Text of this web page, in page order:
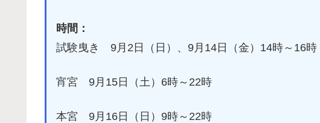
時間：
試験曳き 9月2日（日）、9月14日（金）14時～16時
宵宮 9月15日（土）6時～22時
本宮 9月16日（日）9時～22時